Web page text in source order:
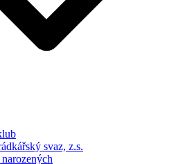
svaz, z.s.